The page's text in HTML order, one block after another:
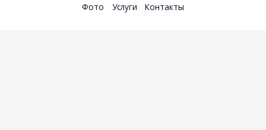
Фото
Услуги Контакты